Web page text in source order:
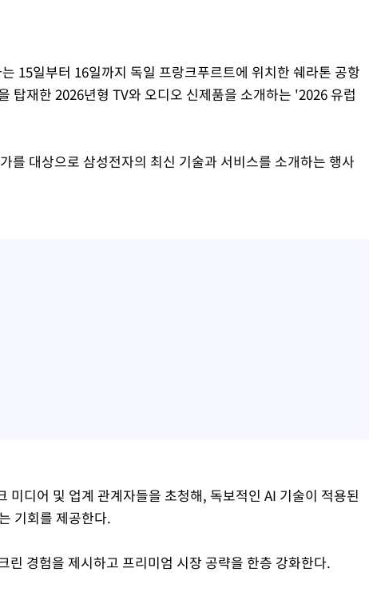
15일부터 16일까지 독일 프랑크푸르트에 위치한 쉐라톤 공항
탑재한 2026년형 TV와 오디오 신제품을 소개하는 '2026 유럽
를 대상으로 삼성전자의 최신 기술과 서비스를 소개하는 행사
미디어 및 업계 관계자들을 초청해, 독보적인 AI 기술이 적용된
기회를 제공한다.
린 경험을 제시하고 프리미엄 시장 공략을 한층 강화한다.